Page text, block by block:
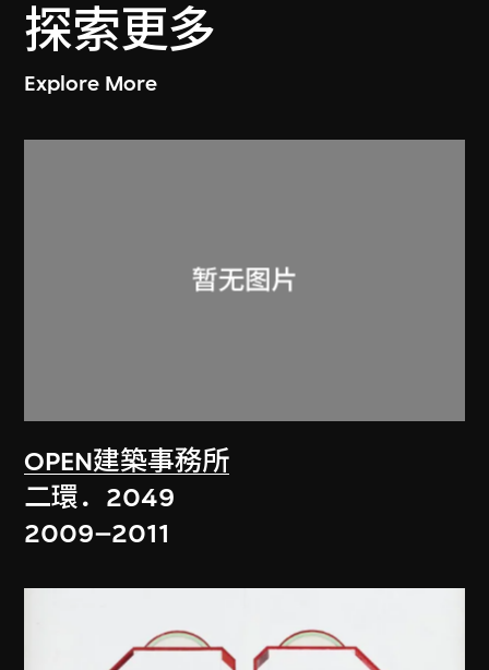
探索更多
Explore More
OPEN建築事務所
二環．2049
2009–2011